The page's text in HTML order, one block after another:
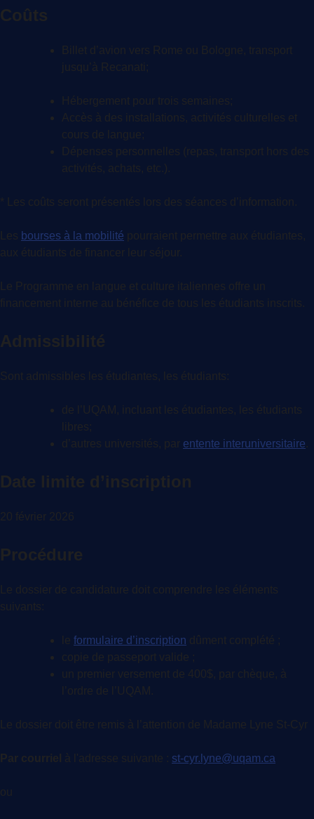
Coûts
Billet d’avion vers Rome ou Bologne, transport
jusqu’à Recanati;
Hébergement pour trois semaines;
Accès à des installations, activités culturelles et
cours de langue;
Dépenses personnelles (repas, transport hors des
activités, achats, etc.).
* Les coûts seront présentés lors des séances d’information.
Les bourses à la mobilité pourraient permettre aux étudiantes,
aux étudiants de financer leur séjour.
Le Programme en langue et culture italiennes offre un
financement interne au bénéfice de tous les étudiants inscrits.
Admissibilité
Sont admissibles les étudiantes, les étudiants:
de l’UQAM, incluant les étudiantes, les étudiants
libres;
d’autres universités, par entente interuniversitaire
Date limite d’inscription
20 février 2026
Procédure
Le dossier de candidature doit comprendre les éléments
suivants:
le formulaire d’inscription dûment complété ;
copie de passeport valide ;
un premier versement de 400$, par chèque, à
l’ordre de l’UQAM.
Le dossier doit être remis à l’attention de Madame Lyne St-Cyr
Par courriel à l'adresse suivante : st-cyr.lyne@uqam.ca
ou